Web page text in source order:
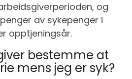
og
av sykepenger i
opptjeningsår.
bestemme at
mens jeg er syk?